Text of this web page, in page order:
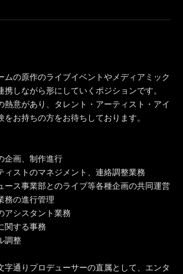
ムの原作のライブイベントやメディアミック
携しながら形にしていくポジションです。
熱意があり、タレント・アーティスト・アイ
をお持ちの方をお待ちしております。
企画、制作進行
ィストのマネジメント、連絡調整業務
ース事業部とのライブ等各種企画の共同運営
務の進行管理
アシスタント業務
関する事務
調整
字通りプロデューサーの直属として、エンタ